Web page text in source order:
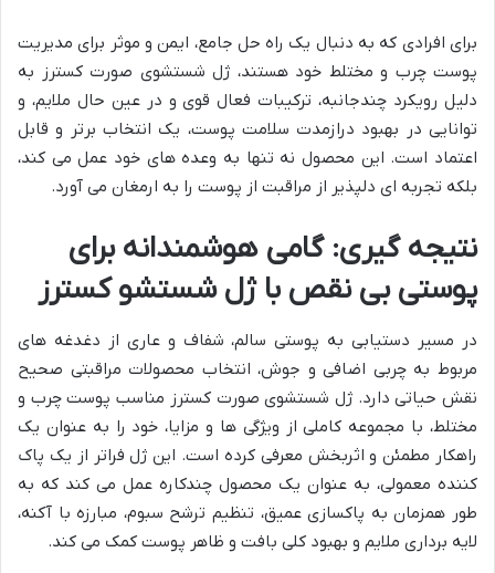
برای افرادی که به دنبال یک راه حل جامع، ایمن و موثر برای مدیریت
پوست چرب و مختلط خود هستند، ژل شستشوی صورت کسترز به
دلیل رویکرد چندجانبه، ترکیبات فعال قوی و در عین حال ملایم، و
توانایی در بهبود درازمدت سلامت پوست، یک انتخاب برتر و قابل
اعتماد است. این محصول نه تنها به وعده های خود عمل می کند،
بلکه تجربه ای دلپذیر از مراقبت از پوست را به ارمغان می آورد.
نتیجه گیری: گامی هوشمندانه برای
پوستی بی نقص با ژل شستشو کسترز
در مسیر دستیابی به پوستی سالم، شفاف و عاری از دغدغه های
مربوط به چربی اضافی و جوش، انتخاب محصولات مراقبتی صحیح
نقش حیاتی دارد. ژل شستشوی صورت کسترز مناسب پوست چرب و
مختلط، با مجموعه کاملی از ویژگی ها و مزایا، خود را به عنوان یک
راهکار مطمئن و اثربخش معرفی کرده است. این ژل فراتر از یک پاک
کننده معمولی، به عنوان یک محصول چندکاره عمل می کند که به
طور همزمان به پاکسازی عمیق، تنظیم ترشح سبوم، مبارزه با آکنه،
لایه برداری ملایم و بهبود کلی بافت و ظاهر پوست کمک می کند.